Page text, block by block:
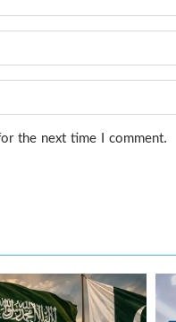
the next time I comment.